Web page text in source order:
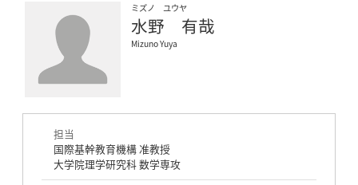
ミズノ ユウヤ
水野 有哉
Mizuno Yuya
担当
国際基幹教育機構 准教授
大学院理学研究科 数学専攻